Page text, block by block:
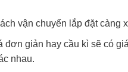
vận chuyển lắp đặt càng
đơn giản hay cầu kì sẽ có
nhau.